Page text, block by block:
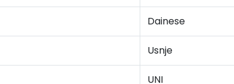
Dainese
Usnje
UNI